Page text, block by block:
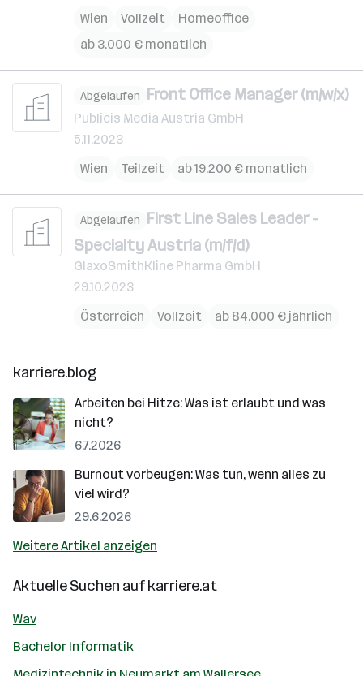
Wien
Vollzeit
Homeoffice
ab 3.000 € monatlich
Abgelaufen Front Office Manager (m/w/x)
Publicis Media Austria GmbH
5.11.2023
Wien
Teilzeit ab 19.200 € monatlich
Abgelaufen First Line Sales Leader -
Specialty Austria (m/f/d)
GlaxoSmithKline Pharma GmbH
29.10.2023
Österreich
Vollzeit ab 84.000 € jährlich
karriere.blog
Arbeiten bei Hitze: Was ist erlaubt und was
nicht?
6.7.2026
Burnout vorbeugen: Was tun, wenn alles zu
viel wird?
29.6.2026
Weitere Artikel anzeigen
Aktuelle Suchen aufkarriere.at
Wav
Bachelor Informatik